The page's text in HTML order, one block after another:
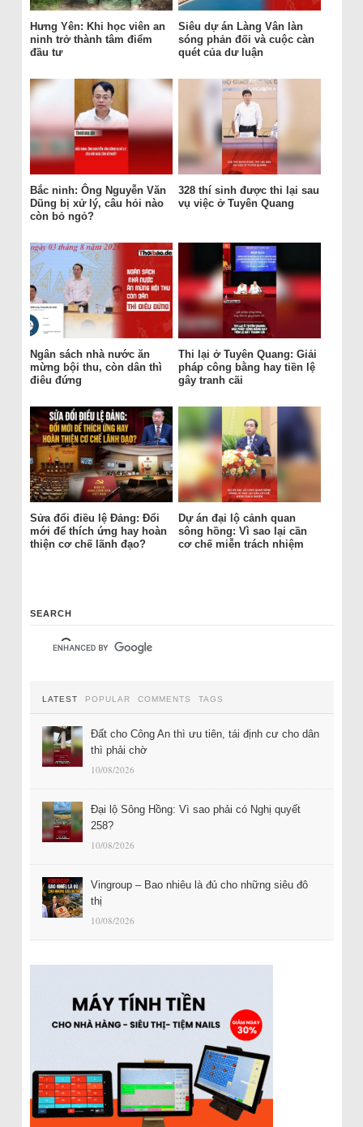
Hưng Yên: Khi học viên an
ninh trở thành tâm điểm
đầu tư
Siêu dự án Làng Vân làn
sóng phản đối và cuộc càn
quét của dư luận
Bắc ninh: Ông Nguyễn Văn
Dũng bị xử lý, câu hỏi nào
còn bỏ ngỏ?
328 thí sinh được thi lại sau
vụ việc ở Tuyên Quang
Ngân sách nhà nước ăn
mừng bội thu, còn dân thì
điêu đứng
Thi lại ở Tuyên Quang: Giải
pháp công bằng hay tiền lệ
gây tranh cãi
Sửa đổi điều lệ Đảng: Đổi
mới để thích ứng hay hoàn
thiện cơ chế lãnh đạo?
Dự án đại lộ cảnh quan
sông hồng: Vì sao lại cần
cơ chế miễn trách nhiệm
SEARCH
LATEST POPULAR COMMENTS TAGS
Đất cho Công An thì ưu tiên, tái định cư cho dân
thì phải chờ
10/08/2026
Đại lộ Sông Hồng: Vì sao phải có Nghị quyết
258?
10/08/2026
Vingroup – Bao nhiêu là đủ cho những siêu đô
thị
10/08/2026